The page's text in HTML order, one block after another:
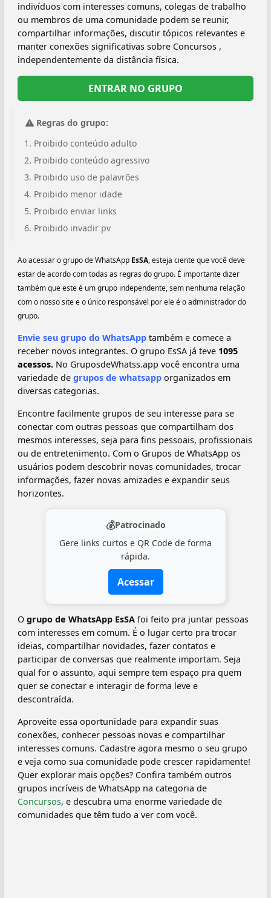
indivíduos com interesses comuns, colegas de trabalho
ou membros de uma comunidade podem se reunir,
compartilhar informações, discutir tópicos relevantes e
manter conexões significativas sobre Concursos ,
independentemente da distância física.
ENTRAR NO GRUPO
Regras do grupo:
Proibido conteúdo adulto
Proibido conteúdo agressivo
Proibido uso de palavrões
Proibido menor idade
Proibido enviar links
Proibido invadir pv
Ao acessar o grupo de WhatsApp EsSA, esteja ciente que você deve
estar de acordo com todas as regras do grupo. É importante dizer
também que este é um grupo independente, sem nenhuma relação
com o nosso site e o único responsável por ele é o administrador do
grupo.
Envie seu grupo do WhatsApp também e comece a
receber novos integrantes. O grupo EsSA já teve 1095
acessos. No GruposdeWhatss.app você encontra uma
variedade de grupos de whatsapp organizados em
diversas categorias.
Encontre facilmente grupos de seu interesse para se
conectar com outras pessoas que compartilham dos
mesmos interesses, seja para fins pessoais, profissionais
ou de entretenimento. Com o Grupos de WhatsApp os
usuários podem descobrir novas comunidades, trocar
informações, fazer novas amizades e expandir seus
horizontes.
💰Patrocinado
Gere links curtos e QR Code de forma
rápida.
Acessar
O grupo de WhatsApp EsSA foi feito pra juntar pessoas
com interesses em comum. É o lugar certo pra trocar
ideias, compartilhar novidades, fazer contatos e
participar de conversas que realmente importam. Seja
qual for o assunto, aqui sempre tem espaço pra quem
quer se conectar e interagir de forma leve e
descontraída.
Aproveite essa oportunidade para expandir suas
conexões, conhecer pessoas novas e compartilhar
interesses comuns. Cadastre agora mesmo o seu grupo
e veja como sua comunidade pode crescer rapidamente!
Quer explorar mais opções? Confira também outros
grupos incríveis de WhatsApp na categoria de
Concursos, e descubra uma enorme variedade de
comunidades que têm tudo a ver com você.